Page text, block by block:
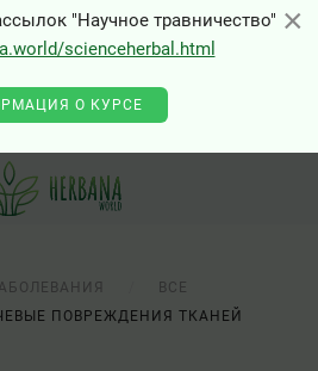
×
"Научное травничество"
scienceherbal.html
О КУРСЕ
ВСЕ
ПОВРЕЖДЕНИЯ ТКАНЕЙ
×